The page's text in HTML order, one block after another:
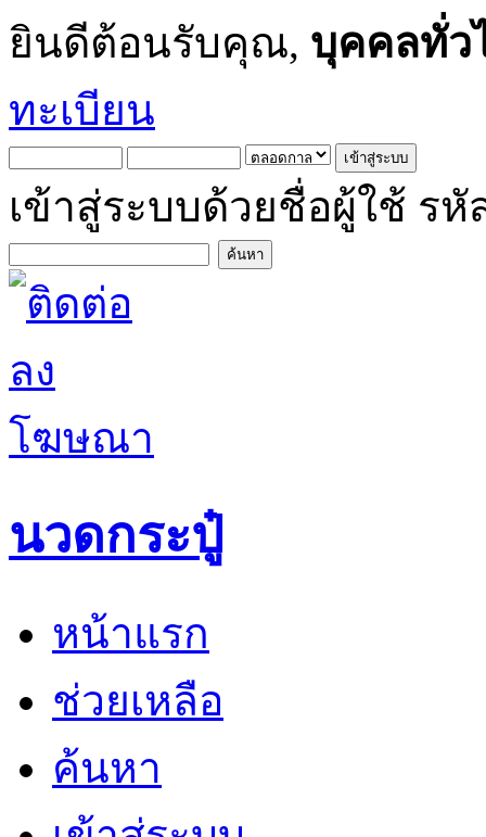
ยินดีต้อนรับคุณ, บุคคลทั่ว
ทะเบียน
เข้าสู่ระบบด้วยชื่อผู้ใช้ รหั
นวดกระปู๋
หน้าแรก
ช่วยเหลือ
ค้นหา